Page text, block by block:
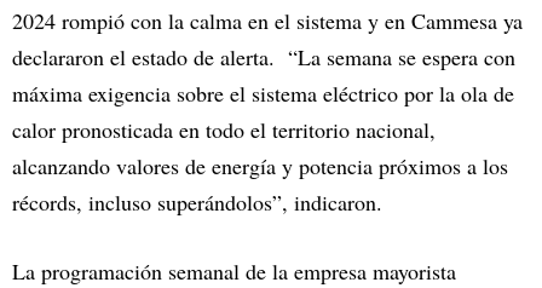
2024 rompió con la calma en el sistema y en Cammesa ya
declararon el estado de alerta. “La semana se espera con
máxima exigencia sobre el sistema eléctrico por la ola de
calor pronosticada en todo el territorio nacional,
alcanzando valores de energía y potencia próximos a los
récords, incluso superándolos”, indicaron.
La programación semanal de la empresa mayorista